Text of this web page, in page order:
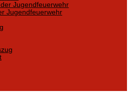
Jugendfeuerwehr
Jugendfeuerwehr